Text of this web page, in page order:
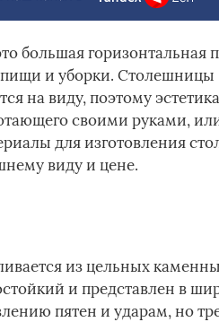
большая горизонтальная
и уборки. Столешницы
на виду, поэтому
своими руками,
для изготовления
виду и цене.
из цельных
и представлен в
пятен и ударам, но